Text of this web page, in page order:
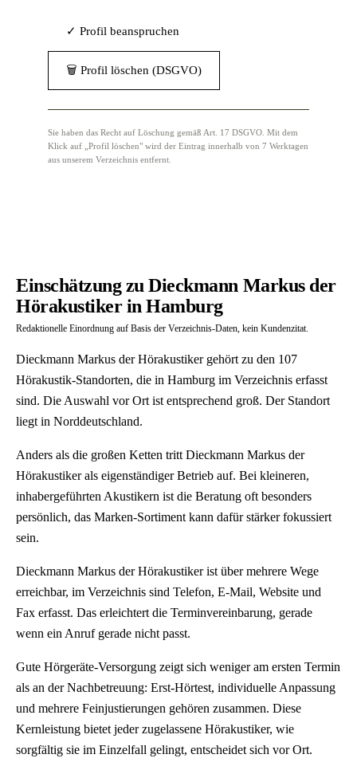
✓ Profil beanspruchen
🗑 Profil löschen (DSGVO)
Sie haben das Recht auf Löschung gemäß Art. 17 DSGVO. Mit dem
Klick auf „Profil löschen" wird der Eintrag innerhalb von 7 Werktagen
aus unserem Verzeichnis entfernt.
Einschätzung zu Dieckmann Markus der
Hörakustiker in Hamburg
Redaktionelle Einordnung auf Basis der Verzeichnis-Daten, kein Kundenzitat.
Dieckmann Markus der Hörakustiker gehört zu den 107
Hörakustik-Standorten, die in Hamburg im Verzeichnis erfasst
sind. Die Auswahl vor Ort ist entsprechend groß. Der Standort
liegt in Norddeutschland.
Anders als die großen Ketten tritt Dieckmann Markus der
Hörakustiker als eigenständiger Betrieb auf. Bei kleineren,
inhabergeführten Akustikern ist die Beratung oft besonders
persönlich, das Marken-Sortiment kann dafür stärker fokussiert
sein.
Dieckmann Markus der Hörakustiker ist über mehrere Wege
erreichbar, im Verzeichnis sind Telefon, E-Mail, Website und
Fax erfasst. Das erleichtert die Terminvereinbarung, gerade
wenn ein Anruf gerade nicht passt.
Gute Hörgeräte-Versorgung zeigt sich weniger am ersten Termin
als an der Nachbetreuung: Erst-Hörtest, individuelle Anpassung
und mehrere Feinjustierungen gehören zusammen. Diese
Kernleistung bietet jeder zugelassene Hörakustiker, wie
sorgfältig sie im Einzelfall gelingt, entscheidet sich vor Ort.